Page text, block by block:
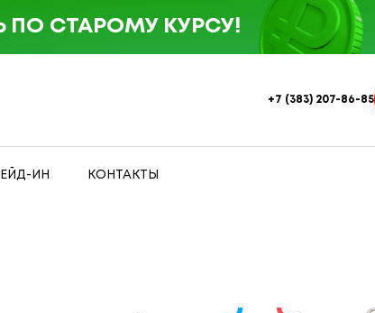
+7 (383) 207-86-85
ИН КОНТАКТЫ
ПО СТАРОМУ КУРСУ!